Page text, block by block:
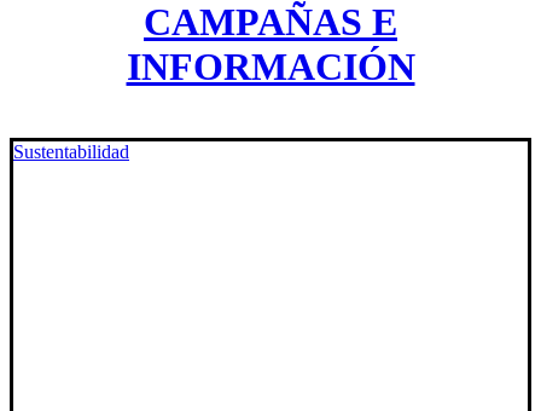
CAMPAÑAS E
INFORMACIÓN
Sustentabilidad